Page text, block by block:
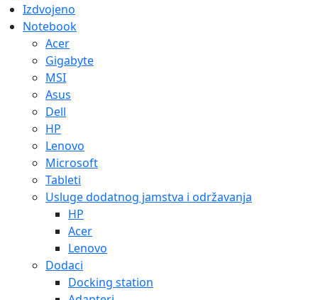
Izdvojeno
Notebook
Acer
Gigabyte
MSI
Asus
Dell
HP
Lenovo
Microsoft
Tableti
Usluge dodatnog jamstva i održavanja
HP
Acer
Lenovo
Dodaci
Docking station